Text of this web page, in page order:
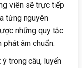
viên sẽ trực tiếp
từng nguyên
những quy tắc
phát âm chuẩn.
trong câu, luyến